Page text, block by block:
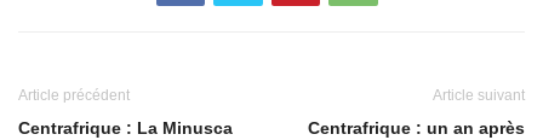
Article précédent
Centrafrique : La Minusca
Article suivant
Centrafrique : un an après